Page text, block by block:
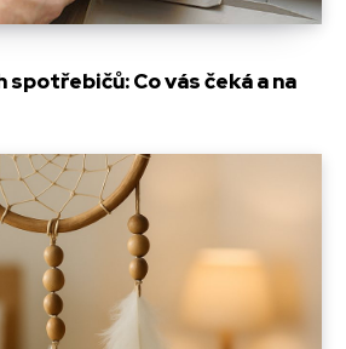
spotřebičů: Co vás čeká a na